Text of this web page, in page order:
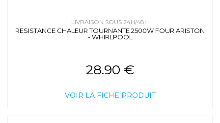
LIVRAISON SOUS 24H/48H
RESISTANCE CHALEUR TOURNANTE 2500W FOUR ARISTON
- WHIRLPOOL
28.90 €
VOIR LA FICHE PRODUIT